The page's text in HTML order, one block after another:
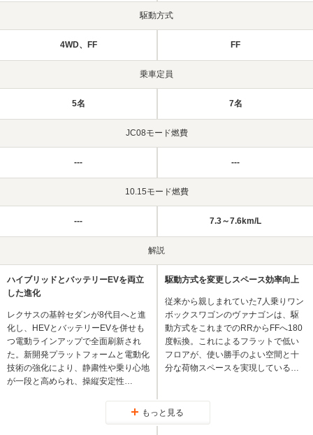
駆動方式
4WD、FF FF
乗車定員
5名 7名
JC08モード燃費
--- ---
10.15モード燃費
--- 7.3～7.6km/L
解説
ハイブリッドとバッテリーEVを両立
した進化
レクサスの基幹セダンが8代目へと進
化し、HEVとバッテリーEVを併せも
つ電動ラインアップで全面刷新され
た。新開発プラットフォームと電動化
技術の強化により、静粛性や乗り心地
が一段と高められ、操縦安定性…
駆動方式を変更しスペース効率向上
従来から親しまれていた7人乗りワン
ボックスワゴンのヴァナゴンは、駆
動方式をこれまでのRRからFFへ180
度転換。これによるフラットで低い
フロアが、使い勝手のよい空間と十
分な荷物スペースを実現している…
もっと見る